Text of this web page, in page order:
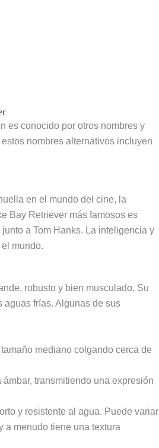
es conocido por otros nombres y
nombres alternativos incluyen
en el mundo del cine, la
Bay Retriever más famosos es
a Tom Hanks. La inteligencia y
mundo.
robusto y bien musculado. Su
frías. Algunas de sus
mediano colgando cerca de
transmitiendo una expresión
y resistente al agua. Puede variar
a menudo tiene una textura